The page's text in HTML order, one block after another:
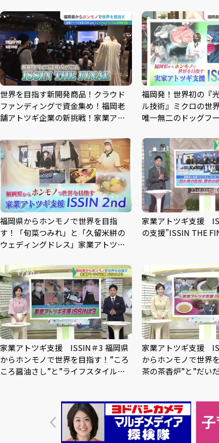
世界を目指す新開発商品！クラウド
ファンディングで資金集め！福岡老
舗アトツギ企業の新挑戦！――家業アト
福岡発！世界初の『
ル技術』ミクロの世
唯一無二のドッグフ
ット＆パンツ――家業
2nd #4
福岡県からホンモノで世界を目指
す！「旬菜つみれ」と「久留米絣の
ウェディングドレス」――家業アトツギ
家業アトツギ支援
の支援”ISSIN THE
家業アトツギ支援 ISSIN＃3 福岡県
からホンモノで世界を目指す！”ころ
ころ醤油さし”と”ライフスタイルグ
家業アトツギ支援
からホンモノで世界
茶の茶香炉”と”だい